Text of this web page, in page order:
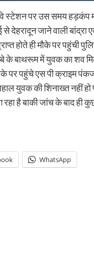
स्टेशन पर उस समय हड़कंप
से देहरादून जाने वाली
होते ही मौके पर पहुंची
के बाथरूम में युवक का शव
पर पहुंचे एस पी क्राइम
युवक की शिनाख्त नहीं
है बाकी जांच के बाद ही
WhatsApp